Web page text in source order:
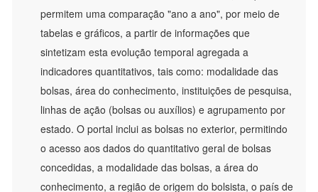
permitem uma comparação "ano a ano", por meio de
tabelas e gráficos, a partir de informações que
sintetizam esta evolução temporal agregada a
indicadores quantitativos, tais como: modalidade das
bolsas, área do conhecimento, instituições de pesquisa,
linhas de ação (bolsas ou auxílios) e agrupamento por
estado. O portal inclui as bolsas no exterior, permitindo
o acesso aos dados do quantitativo geral de bolsas
concedidas, a modalidade das bolsas, a área do
conhecimento, a região de origem do bolsista, o país de